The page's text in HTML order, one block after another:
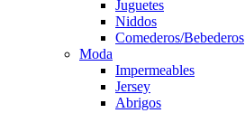
Juguetes
Niddos
Comederos/Bebederos
Moda
Impermeables
Jersey
Abrigos